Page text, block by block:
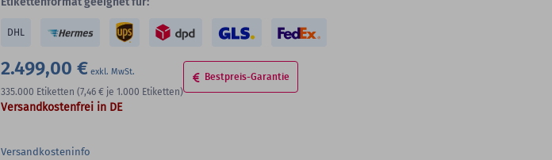
DHL
2.499,00 €
335.000 Etiketten (7,46 € je 1.000 Etiketten)
Bestpreis-Garantie
Versandkostenfrei in DE
Versandkosteninfo